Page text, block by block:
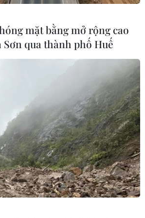
điện tử, VN-
phục hồi mạnh,
Wall
Xem thêm
mặt bằng mở rộng cao
qua thành phố Huế